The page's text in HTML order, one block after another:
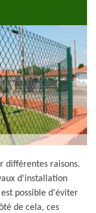
différentes raisons.
d'installation
possible d'éviter
de cela, ces